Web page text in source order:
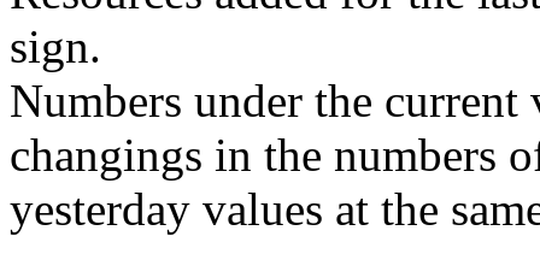
sign.
Numbers under the
changings in the numbers
yesterday values at the